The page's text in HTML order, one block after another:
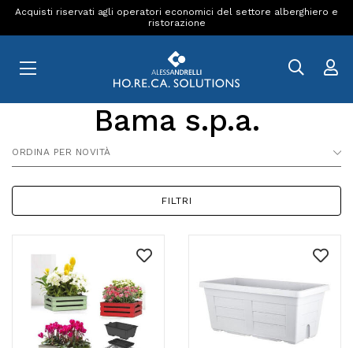
Acquisti riservati agli operatori economici del settore alberghiero e
ristorazione
Bama s.p.a.
ORDINA PER NOVITÀ
FILTRI